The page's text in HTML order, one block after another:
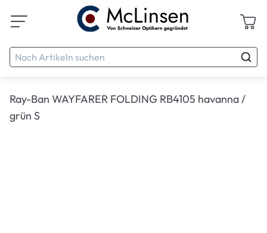
Ray-Ban WAYFARER FOLDING RB4105 havanna /
grün S